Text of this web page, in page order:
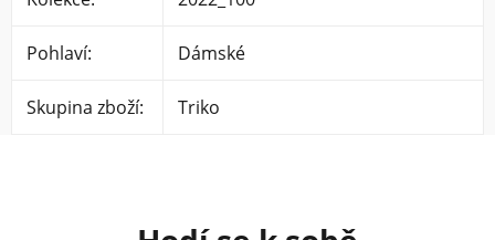
Pohlaví: Dámské
Skupina zboží: Triko